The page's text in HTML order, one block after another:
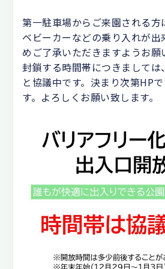
第一駐車場からご来園される方
ベビーカーなどの乗り入れが出
めご了承いただきますようお願
封鎖する時間帯につきましては
と協議中です。決まり次第HP
す。よろしくお願い致します。